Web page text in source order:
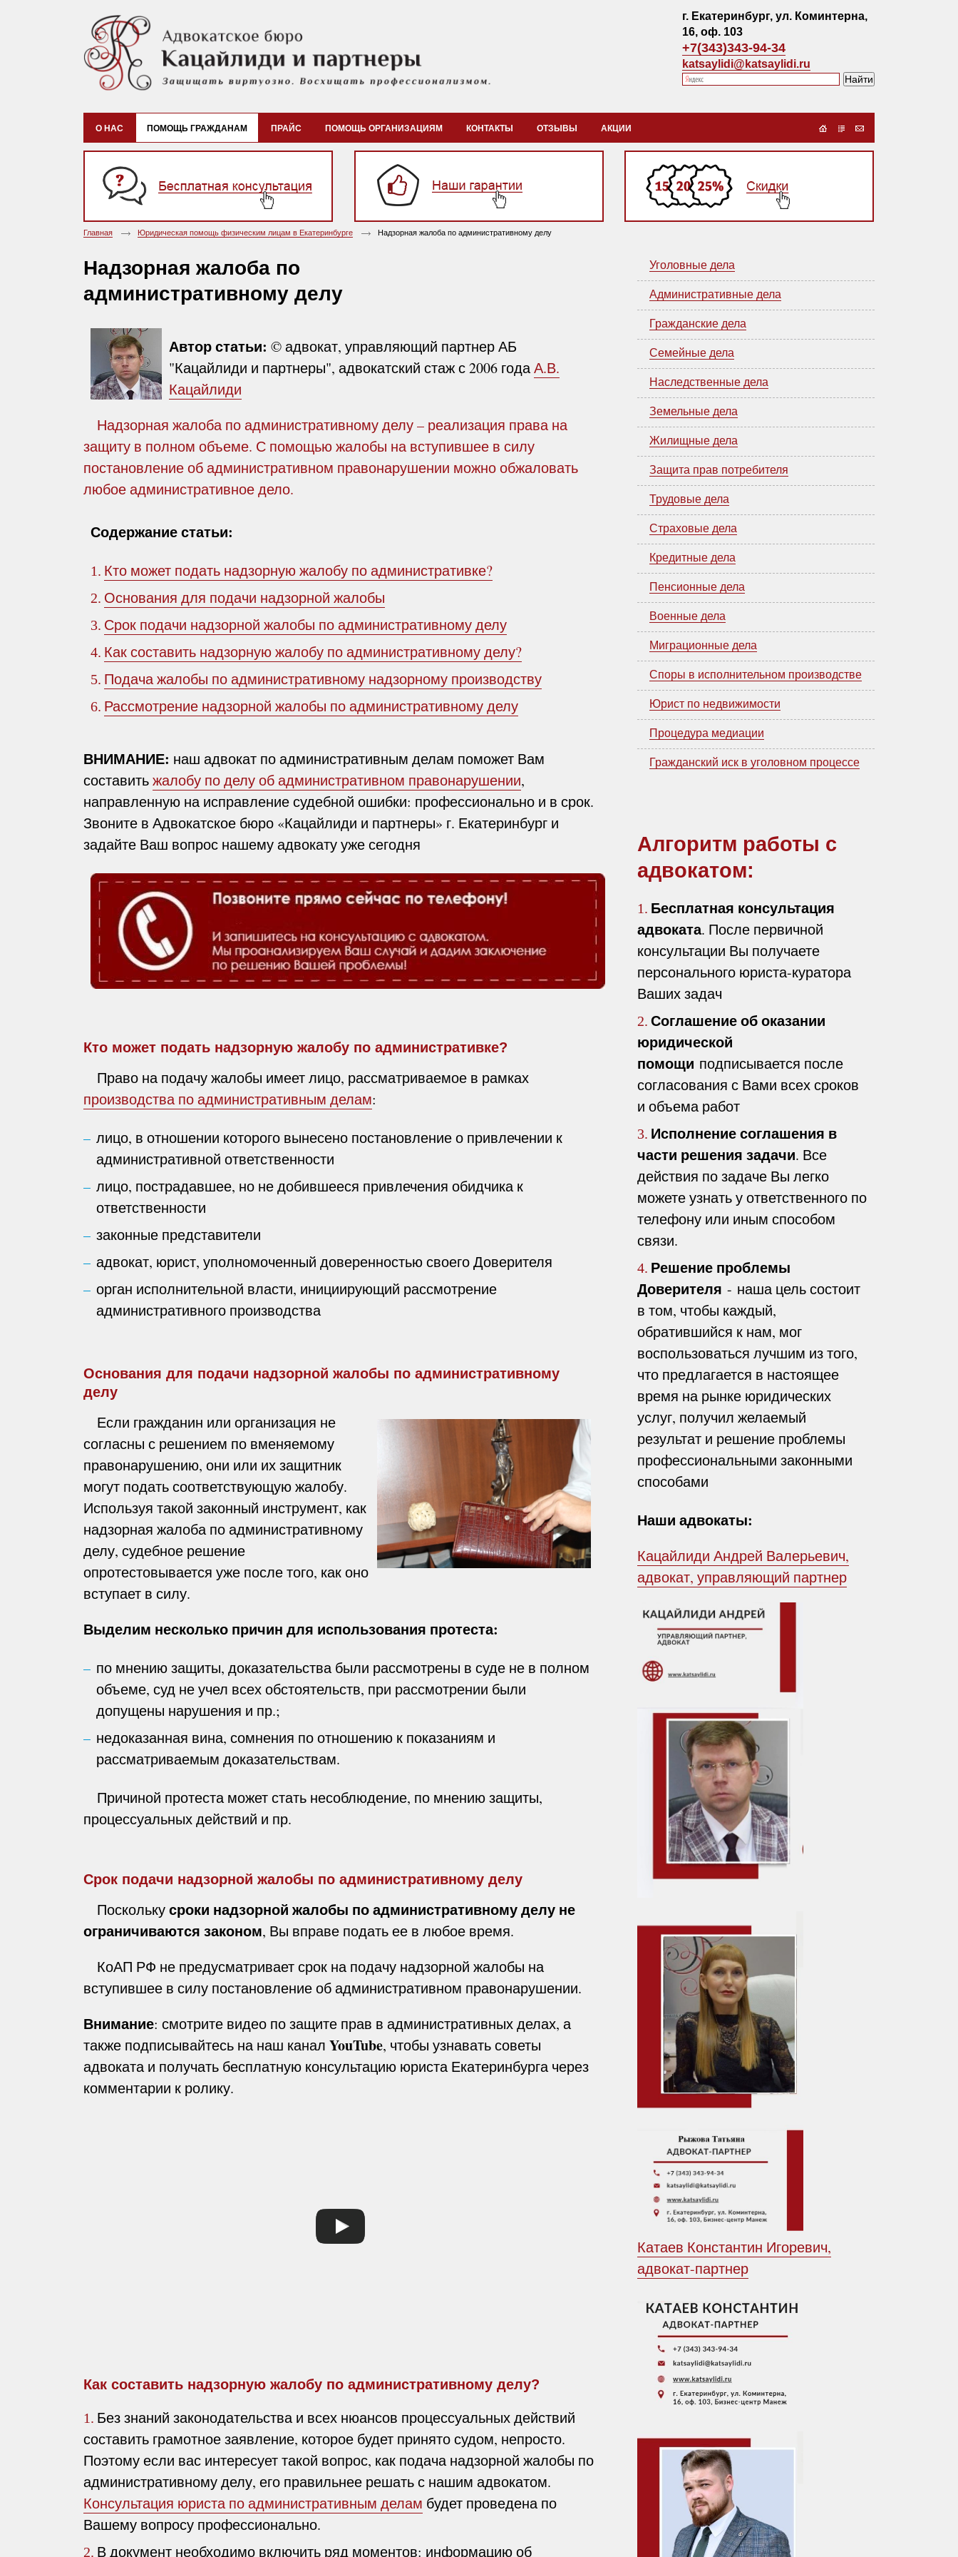
г. Екатеринбург, ул. Коминтерна,
16, оф. 103
+7(343)343-94-34
katsaylidi@katsaylidi.ru
О НАС ПОМОЩЬ ГРАЖДАНАМ ПРАЙС ПОМОЩЬ ОРГАНИЗАЦИЯМ КОНТАКТЫ ОТЗЫВЫ АКЦИИ
Уголовные дела
Административные дела
Гражданские дела
Семейные дела
Наследственные дела
Земельные дела
Жилищные дела
Защита прав потребителя
Трудовые дела
Страховые дела
Кредитные дела
Пенсионные дела
Военные дела
Миграционные дела
Споры в исполнительном производстве
Юрист по недвижимости
Процедура медиации
Гражданский иск в уголовном процессе
Алгоритм работы с
адвокатом:
1. Бесплатная консультация
адвоката. После первичной
консультации Вы получаете
персонального юриста-куратора
Ваших задач
2. Соглашение об оказании
юридической
помощи подписывается после
согласования с Вами всех сроков
и объема работ
3. Исполнение соглашения в
части решения задачи. Все
действия по задаче Вы легко
можете узнать у ответственного по
телефону или иным способом
связи.
4. Решение проблемы
Доверителя - наша цель состоит
в том, чтобы каждый,
обратившийся к нам, мог
воспользоваться лучшим из того,
что предлагается в настоящее
время на рынке юридических
услуг, получил желаемый
результат и решение проблемы
профессиональными законными
способами
Наши адвокаты:
Кацайлиди Андрей Валерьевич,
адвокат, управляющий партнер
Катаев Константин Игоревич,
адвокат-партнер
Главная Юридическая помощь физическим лицам в Екатеринбурге Надзорная жалоба по административному делу
Надзорная жалоба по
административному делу
Автор статьи: © адвокат, управляющий партнер АБ
"Кацайлиди и партнеры", адвокатский стаж с 2006 годаА.В.
Кацайлиди
Надзорная жалоба по административному делу – реализация права на
защиту в полном объеме. С помощью жалобы на вступившее в силу
постановление об административном правонарушении можно обжаловать
любое административное дело.
Содержание статьи:
1. Кто может подать надзорную жалобу по административке?
2. Основания для подачи надзорной жалобы
3. Срок подачи надзорной жалобы по административному делу
4. Как составить надзорную жалобу по административному делу?
5. Подача жалобы по административному надзорному производству
6. Рассмотрение надзорной жалобы по административному делу
ВНИМАНИЕ: наш адвокат по административным делам поможет Вам
составитьжалобу по делу об административном правонарушении,
направленную на исправление судебной ошибки: профессионально и в срок.
Звоните в Адвокатское бюро «Кацайлиди и партнеры» г. Екатеринбург и
задайте Ваш вопрос нашему адвокату уже сегодня
Кто может подать надзорную жалобу по административке?
Право на подачу жалобы имеет лицо, рассматриваемое в рамках
производства по административным делам:
лицо, в отношении которого вынесено постановление о привлечении к
административной ответственности
лицо, пострадавшее, но не добившееся привлечения обидчика к
ответственности
законные представители
адвокат, юрист, уполномоченный доверенностью своего Доверителя
орган исполнительной власти, инициирующий рассмотрение
административного производства
Основания для подачи надзорной жалобы по административному
делу
Если гражданин или организация не
согласны с решением по вменяемому
правонарушению, они или их защитник
могут подать соответствующую жалобу.
Используя такой законный инструмент, как
надзорная жалоба по административному
делу, судебное решение
опротестовывается уже после того, как оно
вступает в силу.
Выделим несколько причин для использования протеста:
по мнению защиты, доказательства были рассмотрены в суде не в полном
объеме, суд не учел всех обстоятельств, при рассмотрении были
допущены нарушения и пр.;
недоказанная вина, сомнения по отношению к показаниям и
рассматриваемым доказательствам.
Причиной протеста может стать несоблюдение, по мнению защиты,
процессуальных действий и пр.
Срок подачи надзорной жалобы по административному делу
Посколькусроки надзорной жалобы по административному делу не
ограничиваются законом, Вы вправе подать ее в любое время.
КоАП РФ не предусматривает срок на подачу надзорной жалобы на
вступившее в силу постановление об административном правонарушении.
Внимание: смотрите видео по защите прав в административных делах, а
также подписывайтесь на наш канал YouTube, чтобы узнавать советы
адвоката и получать бесплатную консультацию юриста Екатеринбурга через
комментарии к ролику.
Как составить надзорную жалобу по административному делу?
1. Без знаний законодательства и всех нюансов процессуальных действий
составить грамотное заявление, которое будет принято судом, непросто.
Поэтому если вас интересует такой вопрос, как подача надзорной жалобы по
административному делу, его правильнее решать с нашим адвокатом.
Консультация юриста по административным делам будет проведена по
Вашему вопросу профессионально.
2. В документ необходимо включить ряд моментов: информацию об